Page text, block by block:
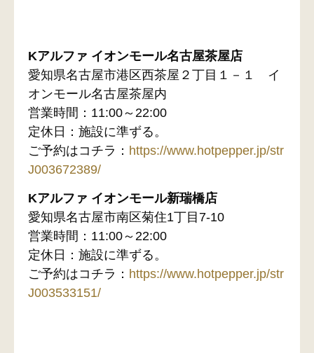
Kアルファ イオンモール名古屋茶屋店
愛知県名古屋市港区西茶屋２丁目１－１ イ
オンモール名古屋茶屋内
営業時間：11:00～22:00
定休日：施設に準ずる。
ご予約はコチラ： https://www.hotpepper.jp/str
J003672389/
Kアルファ イオンモール新瑞橋店
愛知県名古屋市南区菊住1丁目7-10
営業時間：11:00～22:00
定休日：施設に準ずる。
ご予約はコチラ： https://www.hotpepper.jp/str
J003533151/